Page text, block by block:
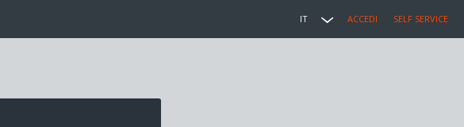
IT ACCEDI SELF SERVICE